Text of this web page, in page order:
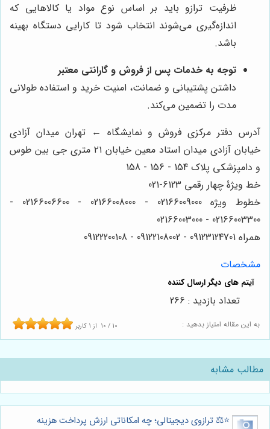
ظرفیت ترازو باید بر اساس نوع مواد یا کالاهایی که
اندازه‌گیری می‌شوند انتخاب شود تا کارایی دستگاه بهینه
باشد.
توجه به خدمات پس از فروش و گارانتی معتبر
داشتن پشتیبانی و ضمانت، امنیت خرید و استفاده طولانی
مدت را تضمین می‌کند.
آدرس دفتر مرکزی فروش و نمایشگاه ← تهران میدان آزادی
خیابان آزادی میدان استاد معین خیابان ۲۱ متری جی بین طوس
و دامپزشکی پلاک 154 - 156 - 158
خط ویژۀ چهار رقمی 6123-021
خطوط ویژه 02166009000 - 02166008000 - 02166006600 -
02166003300 - 02166003000
همراه 09123124701 - 09122108002 - 09122200108
مشخصات
به این مقاله امتیاز بدهید : 10 / 10 از1 کاربر
تعداد بازدید : 266
مطالب مشابه
⭐️⚖️ ترازوی دیجیتالی؛ چه امکاناتی ارزش پرداخت هزینه